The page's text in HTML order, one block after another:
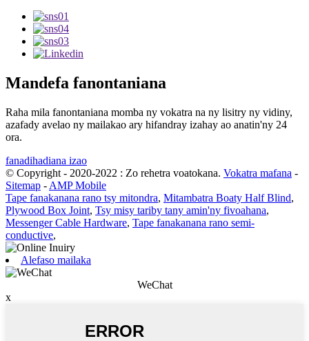
Mandefa fanontaniana
Raha mila fanontaniana momba ny vokatra na ny lisitry ny vidiny,
azafady avelao ny mailakao ary hifandray izahay ao anatin'ny 24
ora.
fanadihadiana izao
© Copyright - 2020-2022 : Zo rehetra voatokana. Vokatra mafana -
Sitemap - AMP Mobile
Tape fanakanana rano tsy mitondra, Mitambatra Boaty Half Blind,
Plywood Box Joint, Tsy misy tariby tany amin'ny fivoahana,
Messenger Cable Hardware, Tape fanakanana rano semi-
conductive,
Alefaso mailaka
WeChat
x